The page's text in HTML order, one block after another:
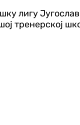
лигу
тренерској